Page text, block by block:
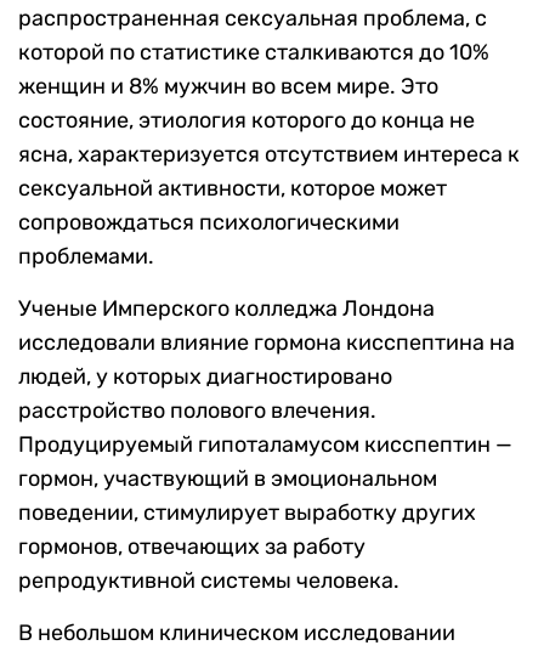
распространенная сексуальная проблема, с
которой по статистике сталкиваются до 10%
женщин и 8% мужчин во всем мире. Это
состояние, этиология которого до конца не
ясна, характеризуется отсутствием интереса к
сексуальной активности, которое может
сопровождаться психологическими
проблемами.
Ученые Имперского колледжа Лондона
исследовали влияние гормона кисспептина на
людей, у которых диагностировано
расстройство полового влечения.
Продуцируемый гипоталамусом кисспептин —
гормон, участвующий в эмоциональном
поведении, стимулирует выработку других
гормонов, отвечающих за работу
репродуктивной системы человека.
В небольшом клиническом исследовании